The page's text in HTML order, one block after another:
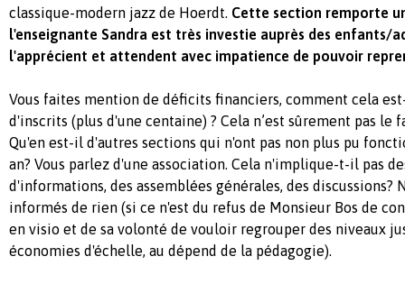
classique-modern jazz de Hoerdt. Cette section remporte
l'enseignante Sandra est très investie auprès des enfants/
l'apprécient et attendent avec impatience de pouvoir
Vous faites mention de déficits financiers, comment cela
d'inscrits (plus d'une centaine) ? Cela n’est sûrement pas le
Qu'en est-il d'autres sections qui n'ont pas non plus pu
an? Vous parlez d'une association. Cela n'implique-t-il pas
d'informations, des assemblées générales, des discussions?
informés de rien (si ce n'est du refus de Monsieur Bos de
en visio et de sa volonté de vouloir regrouper des niveaux
économies d'échelle, au dépend de la pédagogie).